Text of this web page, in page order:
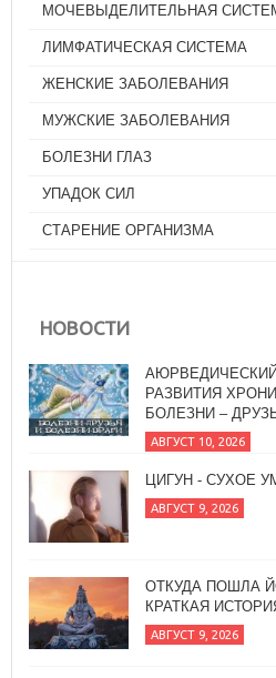
МОЧЕВЫДЕЛИТЕЛЬНАЯ
ЛИМФАТИЧЕСКАЯ СИСТЕМА
ЖЕНСКИЕ ЗАБОЛЕВАНИЯ
МУЖСКИЕ ЗАБОЛЕВАНИЯ
БОЛЕЗНИ ГЛАЗ
УПАДОК СИЛ
СТАРЕНИЕ ОРГАНИЗМА
НОВОСТИ
РАЗВИТИЯ
БОЛЕЗНИ –
АВГУСТ 10, 2026
ЦИГУН - СУХОЕ
АВГУСТ 9, 2026
ОТКУДА ПОШЛА
КРАТКАЯ
АВГУСТ 9, 2026